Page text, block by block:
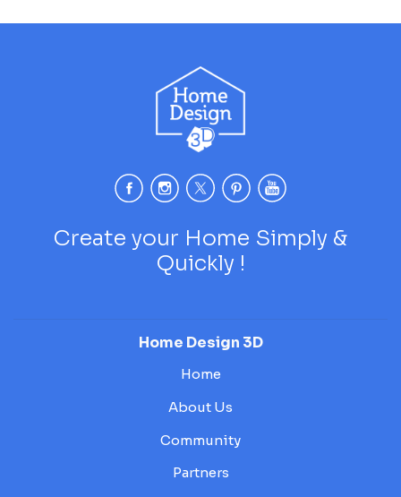
Create your Home Simply &
Quickly !
Home Design 3D
Home
About Us
Community
Partners